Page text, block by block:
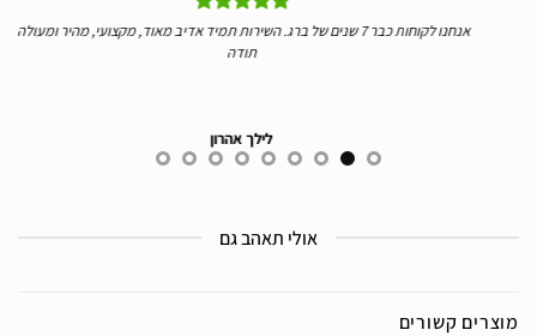
אנחנו לקוחות כבר 7 שנים של ברג. השירות תמיד אדיב מאוד, מקצועי, מהיר ומעולה.
תודה
לילך אהרון
אולי תאהב גם
מוצרים קשורים